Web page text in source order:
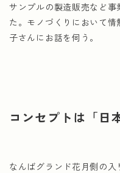
サンプルの製造販売など
た。モノづくりにおいて
子さんにお話を伺う。
コンセプトは「日
なんばグランド花月側の